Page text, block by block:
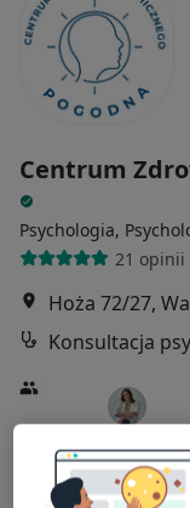
Centrum
Psychologia,
21 opinii
Hoża 72/27,
Konsultacja
mgr Ada
psycholog